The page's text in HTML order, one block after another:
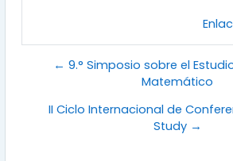
← 9.° Simposio sobre el
Matemático
II Ciclo Internacional de
Study →